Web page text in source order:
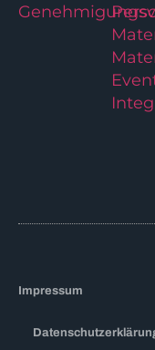
Impressum